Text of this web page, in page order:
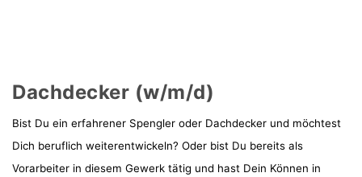
Dachdecker (w/m/d)
Bist Du ein erfahrener Spengler oder Dachdecker und möchtest
Dich beruflich weiterentwickeln? Oder bist Du bereits als
Vorarbeiter in diesem Gewerk tätig und hast Dein Können in